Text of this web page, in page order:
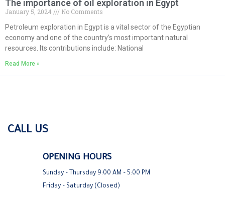
The importance of oil exploration in Egypt
January 5, 2024
No Comments
Petroleum exploration in Egypt is a vital sector of the Egyptian
economy and one of the country’s most important natural
resources. Its contributions include: National
Read More »
CALL US
OPENING HOURS
Sunday – Thursday 9:00 AM – 5:00 PM
Friday – Saturday (Closed)